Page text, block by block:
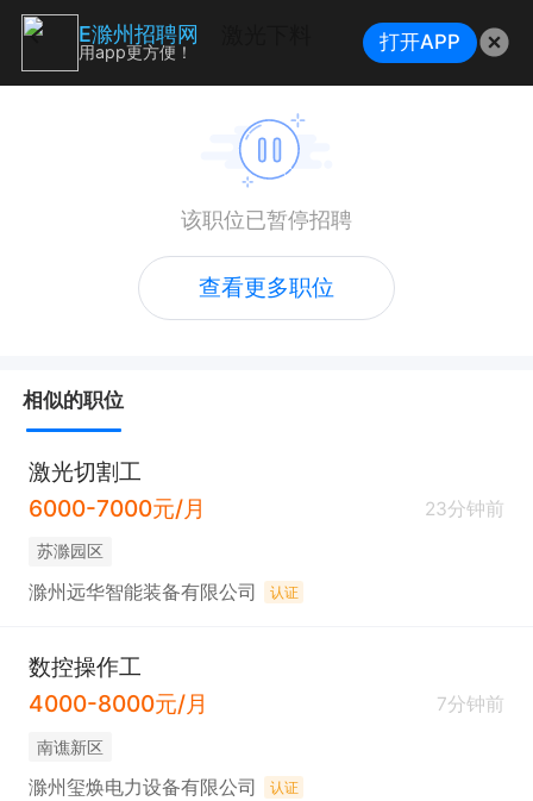
该职位已暂停招聘
查看更多职位
相似的职位
激光切割工
6000-7000元/月
23分钟前
苏滁园区
滁州远华智能装备有限公司 认证
数控操作工
4000-8000元/月
7分钟前
南谯新区
滁州玺焕电力设备有限公司 认证
E滁州招聘网
用app更方便！ 打开APP